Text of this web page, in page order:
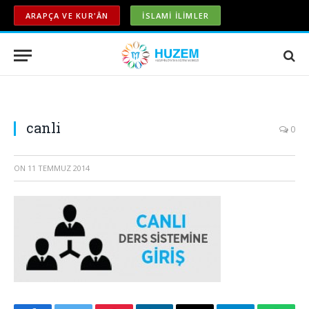
ARAPÇA VE KUR'ÂN İSLAMİ İLİMLER
canli 0
ON 11 TEMMUZ 2014